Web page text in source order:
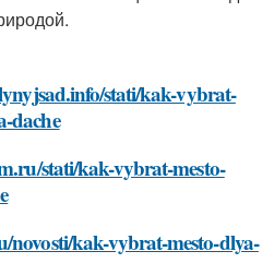
stati/kak-vybrat-
dache
stati/kak-vybrat-mesto-
kak-vybrat-mesto-dlya-